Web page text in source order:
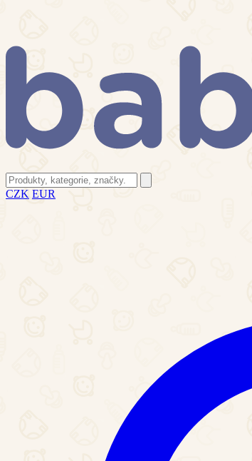
CZK EUR